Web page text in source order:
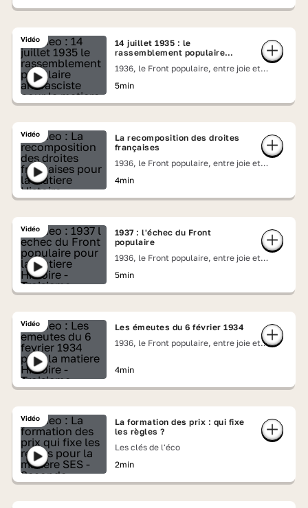
Vidéo
14 juillet 1935 : le
rassemblement populaire
1936, le Front populaire, entre joie et
5min
Vidéo
La recomposition des droites
françaises
1936, le Front populaire, entre joie et
4min
Vidéo
1937 : l'échec du Front
populaire
1936, le Front populaire, entre joie et
5min
Vidéo
Les émeutes du 6 février 1934
1936, le Front populaire, entre joie et
4min
Vidéo
La formation des prix : qui fixe
les règles ?
Les clés de l'éco
2min